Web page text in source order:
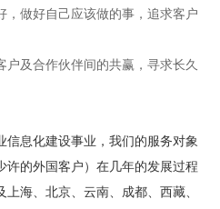
做好自己应该做的事，追求客户
及合作伙伴间的共赢，寻求长久
息化建设事业，我们的服务对象
许的外国客户）在几年的发展过程
海、北京、云南、成都、西藏、